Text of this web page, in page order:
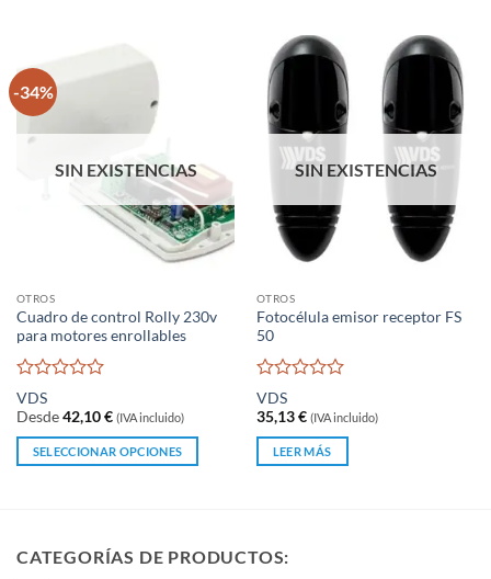
múltiples
variantes.
Las
opciones
de
producto
-34%
SIN EXISTENCIAS
OTROS
Cuadro de control Rolly 230v
para motores enrollables
Valorado
con
0
5
VDS
Desde 42,10€ (IVA incluido)
SELECCIONAR OPCIONES
variantes.
SIN EXISTENCIAS
OTROS
Fotocélula emisor receptor FS
50
Valorado
con
0
5
VDS
35,13€ (IVA incluido)
LEER MÁS
CATEGORÍAS DE PRODUCTOS: